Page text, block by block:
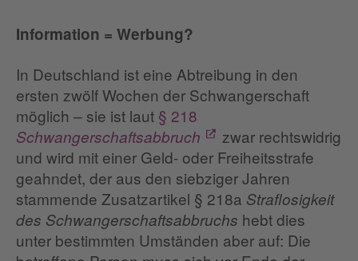
Information = Werbung?
In Deutschland ist eine Abtreibung in den
ersten zwölf Wochen der Schwangerschaft
möglich – sie ist laut § 218
Schwangerschaftsabbruch
zwar rechtswidrig
und wird mit einer Geld- oder Freiheitsstrafe
geahndet, der aus den siebziger Jahren
stammende Zusatzartikel § 218a Straflosigkeit
des Schwangerschaftsabbruchs hebt dies
unter bestimmten Umständen aber auf: Die